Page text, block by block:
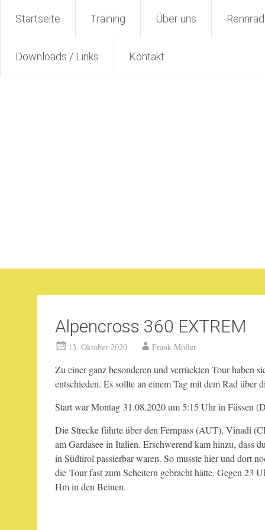
InhaltRadsport TuS Engter
Startseite Training Über uns Rennrad
Downloads / Links Kontakt
Alpencross 360 EXTREM
13. Oktober 2020 Frank Möller
Zu einer ganz besonderen und verrückten Tour haben
entschieden. Es sollte an einem Tag mit dem Rad über
Start war Montag 31.08.2020 um 5:15 Uhr in Füssen
Die Strecke führte über den Fernpass (AUT), Vinadi
am Gardasee in Italien. Erschwerend kam hinzu, dass
in Südtirol passierbar waren. So musste hier und dort
die Tour fast zum Scheitern gebracht hätte. Gegen 23
Hm in den Beinen.